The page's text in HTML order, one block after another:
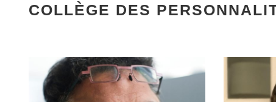
COLLÈGE DES